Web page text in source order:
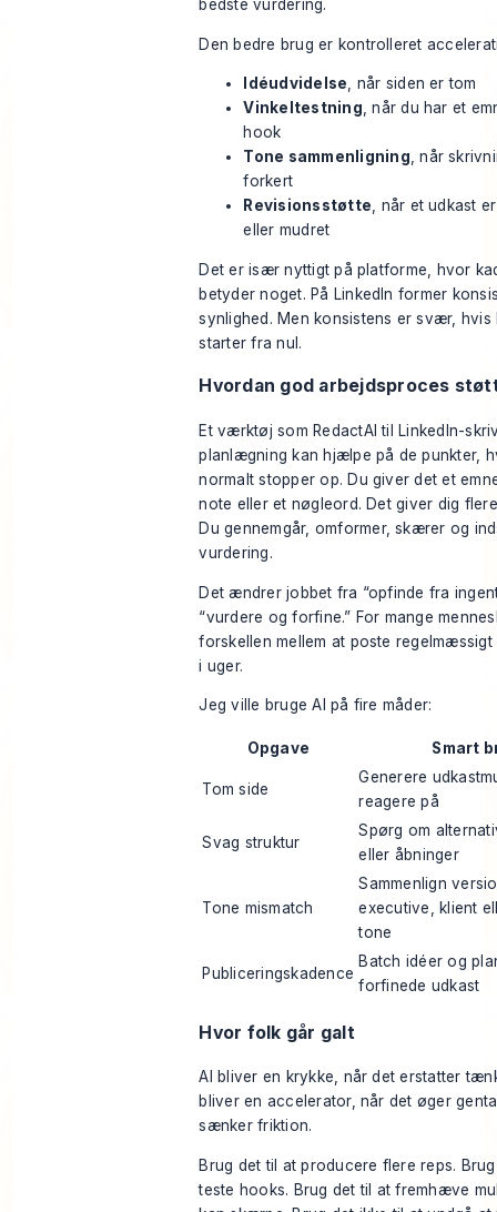
bedste vurdering.
Den bedre brug er kontrolleret
Idéudvidelse, når siden er tom
Vinkeltestning, når du har et
hook
Tone sammenligning, når
forkert
Revisionsstøtte, når et udkast
eller mudret
Det er især nyttigt på platforme, hvor
betyder noget. På LinkedIn former
synlighed. Men konsistens er svær,
starter fra nul.
Hvordan god arbejdsproces
Et værktøj som RedactAI til LinkedIn-
planlægning kan hjælpe på de punkter,
normalt stopper op. Du giver det et
note eller et nøgleord. Det giver dig
Du gennemgår, omformer, skærer og
vurdering.
Det ændrer jobbet fra “opfinde fra
“vurdere og forfine.” For mange
forskellen mellem at poste
i uger.
Jeg ville bruge AI på fire måder:
Opgave Smart
Tom side
Generere
reagere på
Svag struktur
Spørg om
eller åbninger
Tone mismatch
Sammenlign
executive, klient
tone
Publiceringskadence
Batch idéer og
forfinede udkast
Hvor folk går galt
AI bliver en krykke, når det erstatter
bliver en accelerator, når det øger
sænker friktion.
Brug det til at producere flere reps.
teste hooks. Brug det til at fremhæve